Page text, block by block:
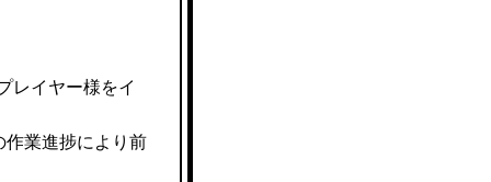
レイヤー様をイ
業進捗により前